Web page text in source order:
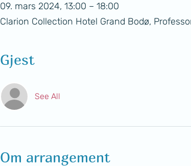
09. mars 2024, 13:00 – 18:00
Clarion Collection Hotel Grand Bodø,
Gjest
See All
Om arrangement